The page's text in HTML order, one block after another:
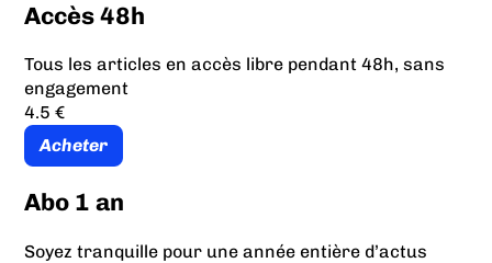
Accès 48h
Tous les articles en accès libre pendant 48h, sans
engagement
4.5 €
Acheter
Abo 1 an
Soyez tranquille pour une année entière d’actus